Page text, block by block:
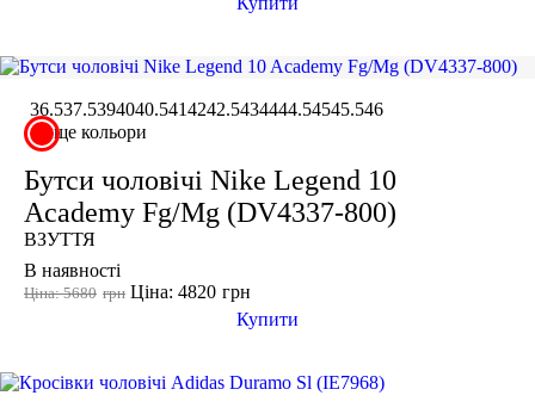
36.537.5394040.5414242.5434444.54545.546
ще кольори
Бутси чоловічі Nike Legend 10
Academy Fg/Mg (DV4337-800)
ВЗУТТЯ
В наявності
грн
Ціна: 5680 грн
Ціна: 4820
Купити